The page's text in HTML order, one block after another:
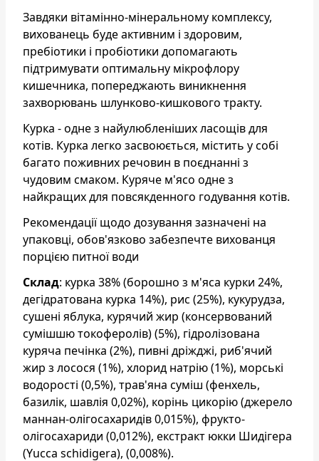
Завдяки вітамінно-мінеральному комплексу,
вихованець буде активним і здоровим,
пребіотики і пробіотики допомагають
підтримувати оптимальну мікрофлору
кишечника, попереджають виникнення
захворювань шлунково-кишкового тракту.
Курка - одне з найулюбленіших ласощів для
котів. Курка легко засвоюється, містить у собі
багато поживних речовин в поєднанні з
чудовим смаком. Куряче м'ясо одне з
найкращих для повсякденного годування котів.
Рекомендації щодо дозування зазначені на
упаковці, обов'язково забезпечте вихованця
порцією питної води
Склад: курка 38% (борошно з м'яса курки 24%,
дегідратована курка 14%), рис (25%), кукурудза,
сушені яблука, курячий жир (консервований
сумішшю токоферолів) (5%), гідролізована
куряча печінка (2%), пивні дріжджі, риб'ячий
жир з лосося (1%), хлорид натрію (1%), морські
водорості (0,5%), трав'яна суміш (фенхель,
базилік, шавлія 0,02%), корінь цикорію (джерело
маннан-олігосахаридів 0,015%), фрукто-
олігосахариди (0,012%), екстракт юкки Шидігера
(Yucca schidigera), (0,008%).